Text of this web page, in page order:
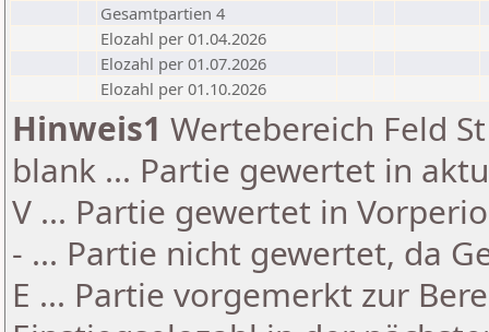
Gesamtpartien 4
Elozahl per 01.04.2026
Elozahl per 01.07.2026
Elozahl per 01.10.2026
Hinweis1 Wertebereich Feld
blank ... Partie gewertet in
V ... Partie gewertet in
- ... Partie nicht gewertet, da
E ... Partie vorgemerkt zur